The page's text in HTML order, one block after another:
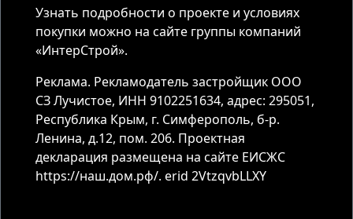
Узнать подробности о проекте и условиях
покупки можно на сайте группы компаний
«ИнтерСтрой».
Реклама. Рекламодатель застройщик ООО
СЗ Лучистое, ИНН 9102251634, адрес: 295051,
Республика Крым, г. Симферополь, б-р.
Ленина, д.12, пом. 206. Проектная
декларация размещена на сайте ЕИСЖС
https://наш.дом.рф/. erid 2VtzqvbLLXY